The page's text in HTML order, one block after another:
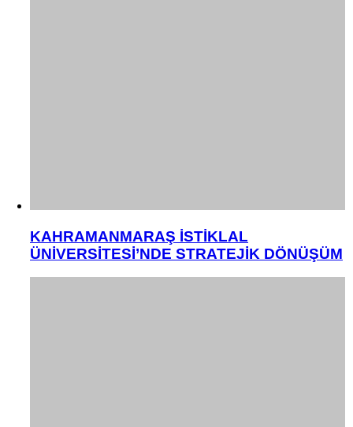
KAHRAMANMARAŞ İSTİKLAL
ÜNİVERSİTESİ’NDE STRATEJİK DÖNÜŞÜM